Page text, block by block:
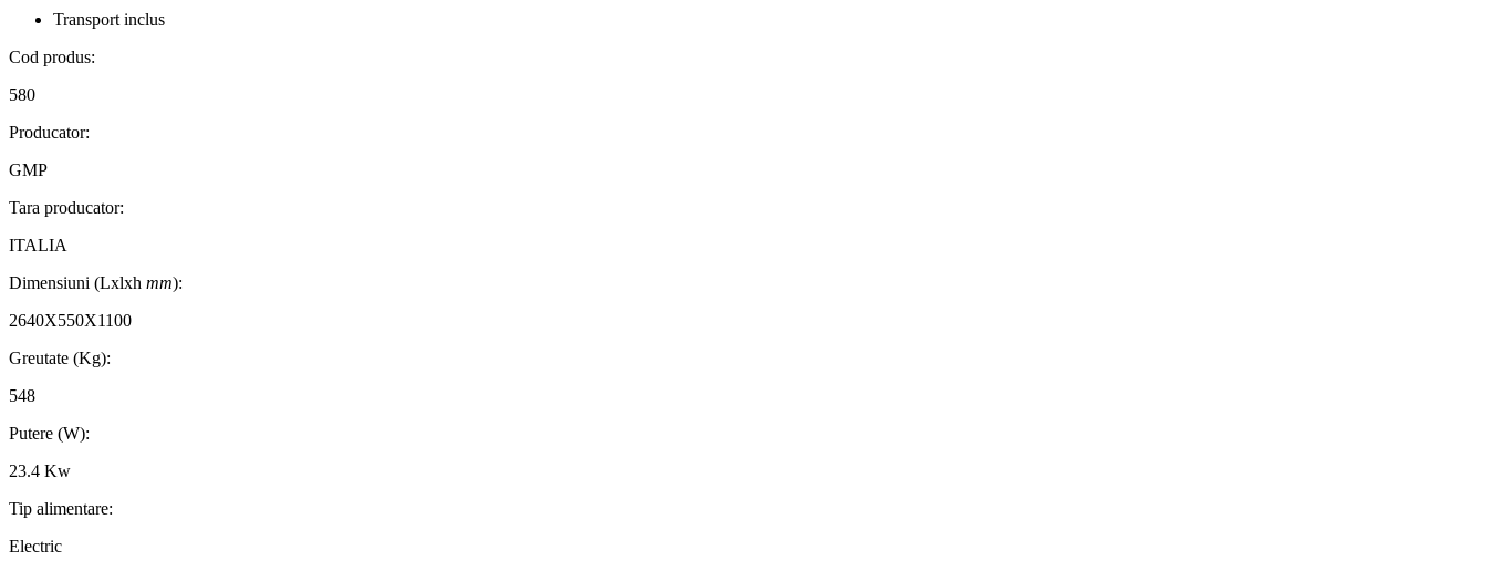
Transport inclus
Cod produs:
580
Producator:
GMP
Tara producator:
ITALIA
Dimensiuni (Lxlxh mm):
2640X550X1100
Greutate (Kg):
548
Putere (W):
23.4 Kw
Tip alimentare:
Electric